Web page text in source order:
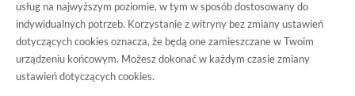
Wszystkie produkty
Półbuty S.Oliver
usług na najwyższym poziomie, w tym w sposób dostosowany do
indywidualnych potrzeb. Korzystanie z witryny bez zmiany ustawień
dotyczących cookies oznacza, że będą one zamieszczane w Twoim
urządzeniu końcowym. Możesz dokonać w każdym czasie zmiany
ustawień dotyczących cookies.